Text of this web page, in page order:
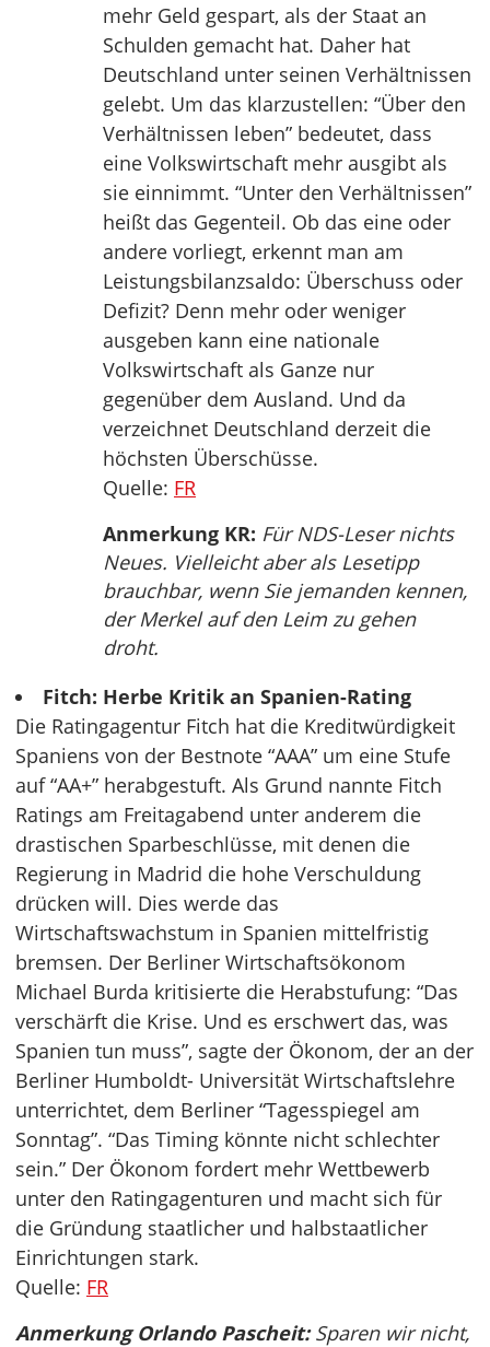
mehr Geld gespart, als der Staat an
Schulden gemacht hat. Daher hat
Deutschland unter seinen Verhältnissen
gelebt. Um das klarzustellen: “Über den
Verhältnissen leben” bedeutet, dass
eine Volkswirtschaft mehr ausgibt als
sie einnimmt. “Unter den Verhältnissen”
heißt das Gegenteil. Ob das eine oder
andere vorliegt, erkennt man am
Leistungsbilanzsaldo: Überschuss oder
Defizit? Denn mehr oder weniger
ausgeben kann eine nationale
Volkswirtschaft als Ganze nur
gegenüber dem Ausland. Und da
verzeichnet Deutschland derzeit die
höchsten Überschüsse.
Quelle: FR
Anmerkung KR: Für NDS-Leser nichts
Neues. Vielleicht aber als Lesetipp
brauchbar, wenn Sie jemanden kennen,
der Merkel auf den Leim zu gehen
droht.
Fitch: Herbe Kritik an Spanien-Rating
Die Ratingagentur Fitch hat die Kreditwürdigkeit
Spaniens von der Bestnote “AAA” um eine Stufe
auf “AA+” herabgestuft. Als Grund nannte Fitch
Ratings am Freitagabend unter anderem die
drastischen Sparbeschlüsse, mit denen die
Regierung in Madrid die hohe Verschuldung
drücken will. Dies werde das
Wirtschaftswachstum in Spanien mittelfristig
bremsen. Der Berliner Wirtschaftsökonom
Michael Burda kritisierte die Herabstufung: “Das
verschärft die Krise. Und es erschwert das, was
Spanien tun muss”, sagte der Ökonom, der an der
Berliner Humboldt- Universität Wirtschaftslehre
unterrichtet, dem Berliner “Tagesspiegel am
Sonntag”. “Das Timing könnte nicht schlechter
sein.” Der Ökonom fordert mehr Wettbewerb
unter den Ratingagenturen und macht sich für
die Gründung staatlicher und halbstaatlicher
Einrichtungen stark.
Quelle: FR
Anmerkung Orlando Pascheit:Sparen wir nicht,